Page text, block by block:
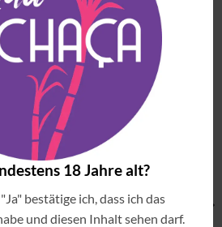
18 Jahre alt?
bestätige ich, dass ich das
und diesen Inhalt sehen darf.
EXQUISIT